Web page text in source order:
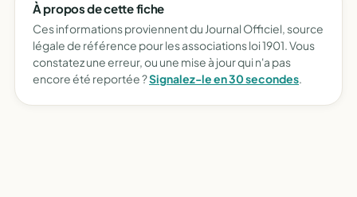
À propos de cette fiche
Ces informations proviennent du Journal Officiel, source
légale de référence pour les associations loi 1901. Vous
constatez une erreur, ou une mise à jour qui n'a pas
encore été reportée ?Signalez-le en 30 secondes.